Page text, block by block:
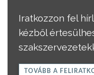
Iratkozzon fel
kézből
TOVÁBB A